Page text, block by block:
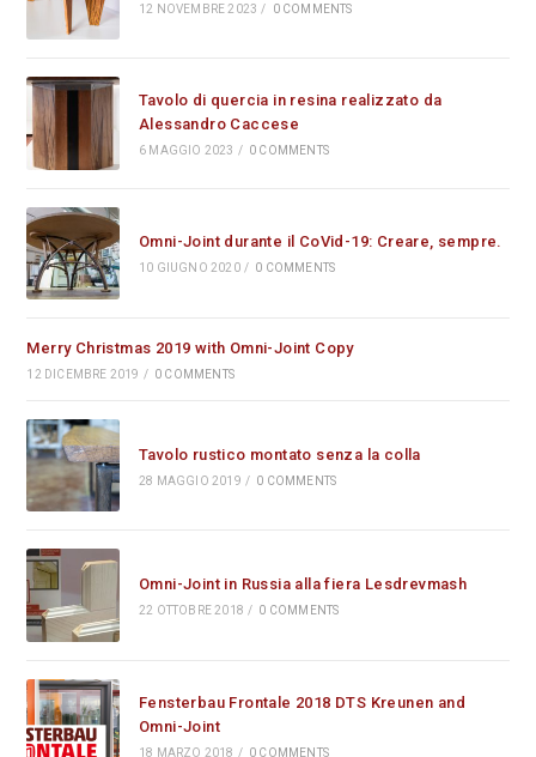
12 NOVEMBRE 2023 / 0 COMMENTS
Tavolo di quercia in resina realizzato da
Alessandro Caccese
6 MAGGIO 2023 / 0 COMMENTS
Omni-Joint durante il CoVid-19: Creare, sempre.
10 GIUGNO 2020 / 0 COMMENTS
Merry Christmas 2019 with Omni-Joint Copy
12 DICEMBRE 2019 / 0 COMMENTS
Tavolo rustico montato senza la colla
28 MAGGIO 2019 / 0 COMMENTS
Omni-Joint in Russia alla fiera Lesdrevmash
22 OTTOBRE 2018 / 0 COMMENTS
Fensterbau Frontale 2018 DTS Kreunen and
Omni-Joint
18 MARZO 2018 / 0 COMMENTS